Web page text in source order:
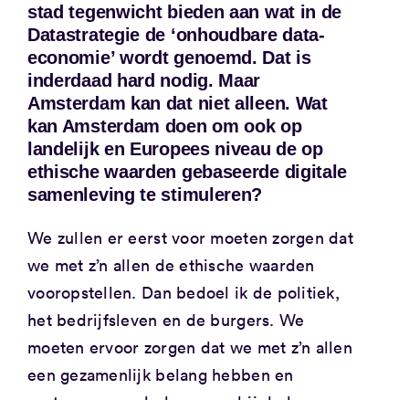
stad tegenwicht bieden aan wat in de
Datastrategie de ‘onhoudbare data-
economie’ wordt genoemd. Dat is
inderdaad hard nodig. Maar
Amsterdam kan dat niet alleen. Wat
kan Amsterdam doen om ook op
landelijk en Europees niveau de op
ethische waarden gebaseerde digitale
samenleving te stimuleren?
We zullen er eerst voor moeten zorgen dat
we met z’n allen de ethische waarden
vooropstellen. Dan bedoel ik de politiek,
het bedrijfsleven en de burgers. We
moeten ervoor zorgen dat we met z’n allen
een gezamenlijk belang hebben en